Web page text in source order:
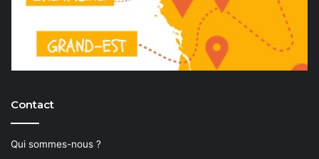
Contact
Qui sommes-nous ?